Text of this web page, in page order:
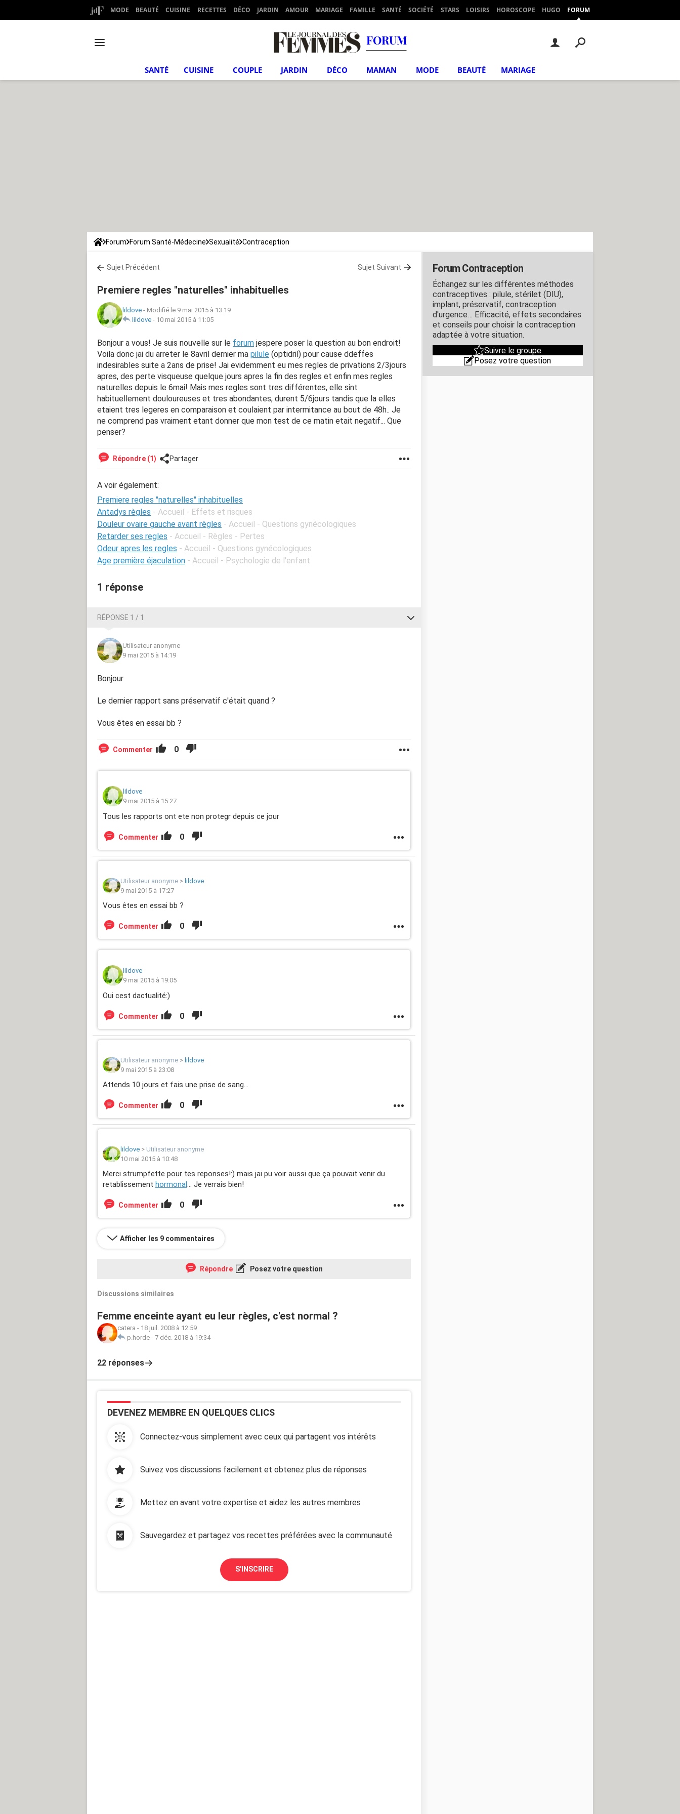
MODE BEAUTÉ CUISINE RECETTES DÉCO JARDIN AMOUR MARIAGE FAMILLE SANTÉ SOCIÉTÉ STARS LOISIRS HOROSCOPE HUGO FORUM
FORUM
SANTÉ CUISINE COUPLE JARDIN DÉCO MAMAN MODE BEAUTÉ MARIAGE
Forum Forum Santé-Médecine Sexualité Contraception
Sujet Précédent Sujet Suivant
Premiere regles "naturelles" inhabituelles
lildove - Modifié le 9 mai 2015 à 13:19
lildove - 10 mai 2015 à 11:05
Bonjour a vous! Je suis nouvelle sur le forum jespere poser la question au bon endroit!
Voila donc jai du arreter le 8avril dernier ma pilule (optidril) pour cause ddeffes
indesirables suite a 2ans de prise! Jai evidemment eu mes regles de privations 2/3jours
apres, des perte visqueuse quelque jours apres la fin des regles et enfin mes regles
naturelles depuis le 6mai! Mais mes regles sont tres différentes, elle sint
habituellement douloureuses et tres abondantes, durent 5/6jours tandis que la elles
etaient tres legeres en comparaison et coulaient par intermitance au bout de 48h.. Je
ne comprend pas vraiment etant donner que mon test de ce matin etait negatif... Que
penser?
Répondre (1) Partager
A voir également:
Premiere regles "naturelles" inhabituelles
Antadys règles - Accueil - Effets et risques
Douleur ovaire gauche avant règles - Accueil - Questions gynécologiques
Retarder ses regles - Accueil - Règles - Pertes
Odeur apres les regles - Accueil - Questions gynécologiques
Age première éjaculation - Accueil - Psychologie de l'enfant
1 réponse
RÉPONSE 1 / 1
Utilisateur anonyme
9 mai 2015 à 14:19
Bonjour
Le dernier rapport sans préservatif c'était quand ?
Vous êtes en essai bb ?
Commenter 0
lildove
9 mai 2015 à 15:27
Tous les rapports ont ete non protegr depuis ce jour
Commenter 0
Utilisateur anonyme > lildove
9 mai 2015 à 17:27
Vous êtes en essai bb ?
Commenter 0
lildove
9 mai 2015 à 19:05
Oui cest dactualité:)
Commenter 0
Utilisateur anonyme > lildove
9 mai 2015 à 23:08
Attends 10 jours et fais une prise de sang...
Commenter 0
lildove > Utilisateur anonyme
10 mai 2015 à 10:48
Merci strumpfette pour tes reponses!:) mais jai pu voir aussi que ça pouvait venir du
retablissement hormonal ... Je verrais bien!
Commenter 0
Afficher les 9 commentaires
Répondre Posez votre question
Discussions similaires
Femme enceinte ayant eu leur règles, c'est normal ?
catera - 18 juil. 2008 à 12:59
p.horde - 7 déc. 2018 à 19:34
22 réponses
DEVENEZ MEMBRE EN QUELQUES CLICS
Connectez-vous simplement avec ceux qui partagent vos intérêts
Suivez vos discussions facilement et obtenez plus de réponses
Mettez en avant votre expertise et aidez les autres membres
Sauvegardez et partagez vos recettes préférées avec la communauté
S'INSCRIRE
Forum Contraception
Échangez sur les différentes méthodes
contraceptives : pilule, stérilet (DIU),
implant, préservatif, contraception
d'urgence… Efficacité, effets secondaires
et conseils pour choisir la contraception
adaptée à votre situation.
Suivre le groupe
Posez votre question